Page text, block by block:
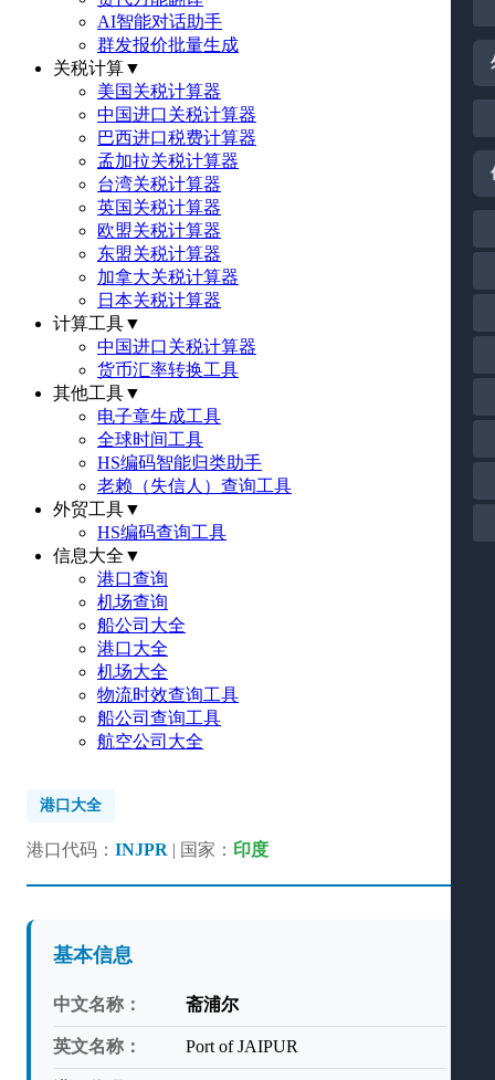
AI智能对话助手
群发报价批量生成
关税计算▼
美国关税计算器
中国进口关税计算器
巴西进口税费计算器
孟加拉关税计算器
台湾关税计算器
英国关税计算器
欧盟关税计算器
东盟关税计算器
加拿大关税计算器
日本关税计算器
计算工具▼
中国进口关税计算器
货币汇率转换工具
其他工具▼
电子章生成工具
全球时间工具
HS编码智能归类助手
老赖（失信人）查询工具
外贸工具▼
HS编码查询工具
信息大全 ▼
港口查询
机场查询
船公司大全
港口大全
机场大全
物流时效查询工具
船公司查询工具
航空公司大全
港口大全
港口代码： INJPR | 国家： 印度
基本信息
中文名称： 斋浦尔
英文名称： Port of JAIPUR